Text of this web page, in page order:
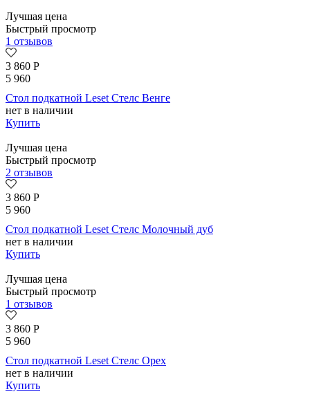
Лучшая цена
Быстрый просмотр
1 отзывов
3 860 Р
5 960
Стол подкатной Leset Стелс Венге
нет в наличии
Купить
Лучшая цена
Быстрый просмотр
2 отзывов
3 860 Р
5 960
Стол подкатной Leset Стелс Молочный дуб
нет в наличии
Купить
Лучшая цена
Быстрый просмотр
1 отзывов
3 860 Р
5 960
Стол подкатной Leset Стелс Орех
нет в наличии
Купить